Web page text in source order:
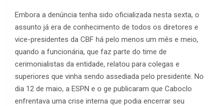
Embora a denúncia tenha sido oficializada nesta sexta, o
assunto já era de conhecimento de todos os diretores e
vice-presidentes da CBF há pelo menos um mês e meio,
quando a funcionária, que faz parte do time de
cerimonialistas da entidade, relatou para colegas e
superiores que vinha sendo assediada pelo presidente. No
dia 12 de maio, a ESPN e o ge publicaram que Caboclo
enfrentava uma crise interna que podia encerrar seu